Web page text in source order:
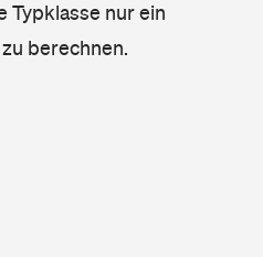
Typklasse nur ein
berechnen.